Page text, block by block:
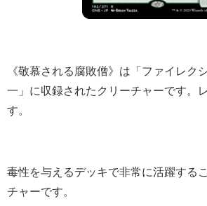
《敬慕される腐敗僧》は「ファイレク
一」に収録されたクリーチャーです。
す。
毒性を与えるデッキで非常に活躍する
チャーです。